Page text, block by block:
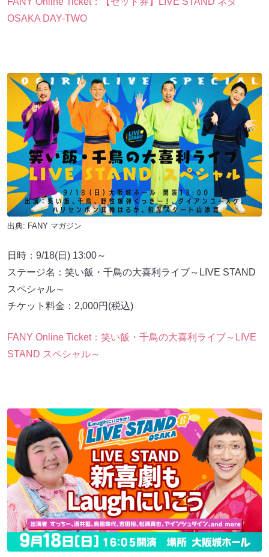
OSAKA DAY-TWO
出典: FANY マガジン
日時：9/18(日) 13:00～
ステージ名：笑い飯・千鳥の大喜利ライブ～LIVE STAND
スペシャル～
チケット料金：2,000円(税込)
FANY Online Ticket：笑い飯・千鳥の大喜利ライブ～LIVE
STAND スペシャル～